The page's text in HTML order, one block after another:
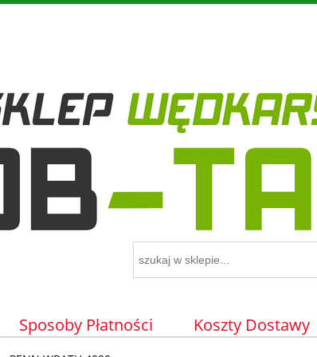
Sposoby Płatności Koszty Dostawy